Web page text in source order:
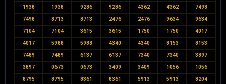
1938 1938 9286 9286 4362 4362 7498
7498 8713 8713 2476 2476 9634 9634
7104 7104 3615 3615 1750 1750 4017
4017 5988 5988 4340 4340 8153 8153
7489 7489 6137 6137 7340 7340 3897
3897 0673 0673 3409 3409 1056 1056
8795 8795 8361 8361 5913 5913 8204